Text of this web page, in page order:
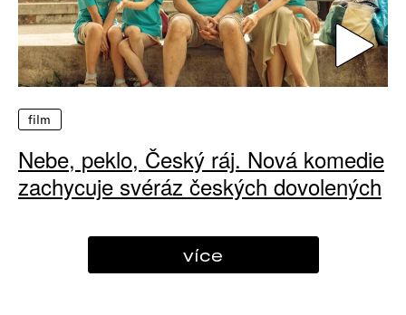
film
Nebe, peklo, Český ráj. Nová komedie
zachycuje svéráz českých dovolených
více